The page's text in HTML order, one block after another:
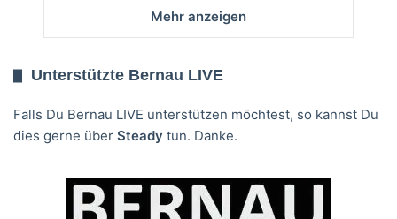
Mehr anzeigen
Unterstützte Bernau LIVE
Falls Du Bernau LIVE unterstützen möchtest, so kannst Du
dies gerne über Steady tun. Danke.